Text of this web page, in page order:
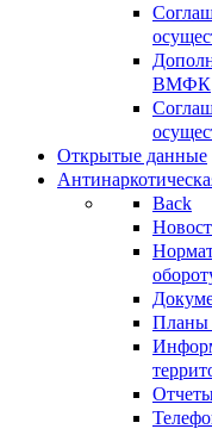
ВМФК
Открытые данные
Back
Планы